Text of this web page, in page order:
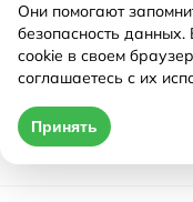
Рецепт
от
Они помогают
безопасность
cookie в своем
соглашаетесь с их
Принять